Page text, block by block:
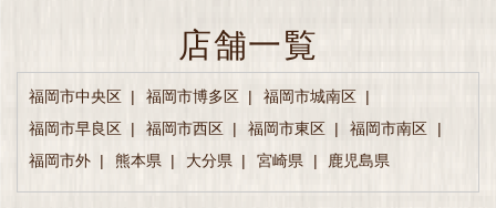
店舗一覧
福岡市中央区 福岡市博多区
福岡市城南区
福岡市早良区
福岡市西区 福岡市東区
福岡市南区
福岡市外
熊本県 大分県 宮崎県 鹿児島県